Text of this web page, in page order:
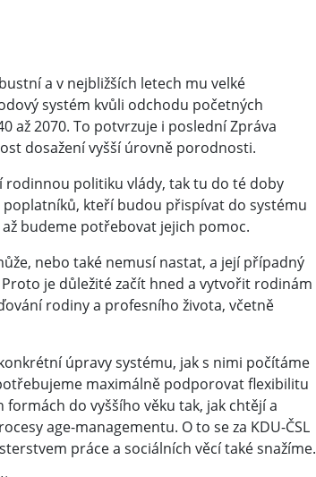
a v nejbližších letech mu velké
systém kvůli odchodu početných
až 2070. To potvrzuje i poslední Zpráva
dosažení vyšší úrovně porodnosti.
politiku vlády, tak tu do té doby
kteří budou přispívat do systému
budeme potřebovat jejich pomoc.
nebo také nemusí nastat, a její případný
je důležité začít hned a vytvořit rodinám
rodiny a profesního života, včetně
úpravy systému, jak s nimi počítáme
maximálně podporovat flexibilitu
do vyššího věku tak, jak chtějí a
age-managementu. O to se za KDU-ČSL
práce a sociálních věcí také snažíme.